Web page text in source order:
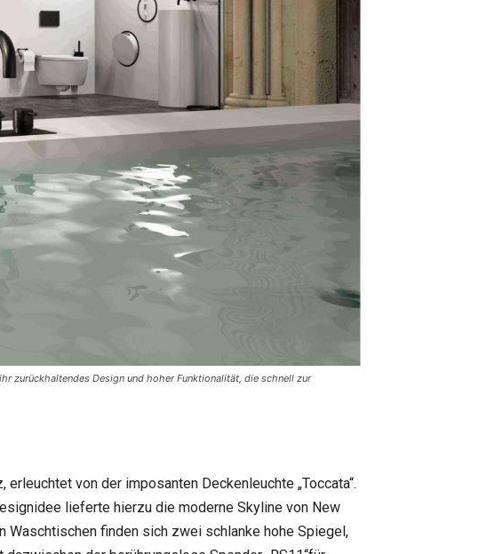
zurückhaltendes Design und hoher Funktionalität, die schnell zur
von der imposanten Deckenleuchte „Toccata“.
lieferte hierzu die moderne Skyline von New
Waschtischen finden sich zwei schlanke hohe Spiegel,